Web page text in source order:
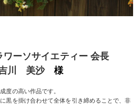
ーソサイエティー 会長
吉川 美沙様
度の高い作品です。
黒を掛け合わせて全体を引き締めることで、非